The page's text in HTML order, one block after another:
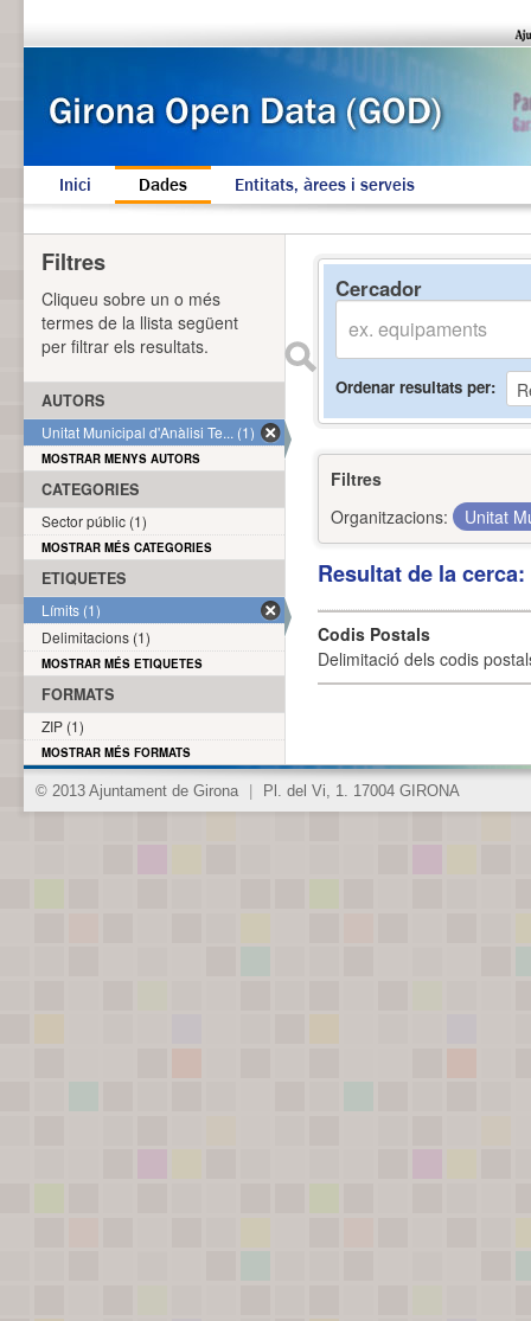
Inici Dades Entitats, àrees i serveis
Cercador
Ordenar resultats per
Filtres
Organitzacions:
Unitat
Resultat de la
Codis Postals
Delimitació dels codis
Filtres
Cliqueu sobre un o més
termes de la llista següent
per filtrar els resultats.
AUTORS
Unitat Municipal d'Anàlisi Te... (1)
MOSTRAR MENYS AUTORS
CATEGORIES
Sector públic (1)
MOSTRAR MÉS CATEGORIES
ETIQUETES
Límits (1)
Delimitacions (1)
MOSTRAR MÉS ETIQUETES
FORMATS
ZIP (1)
MOSTRAR MÉS FORMATS
© 2013 Ajuntament de Girona Pl. del Vi, 1. 17004 GIRONA